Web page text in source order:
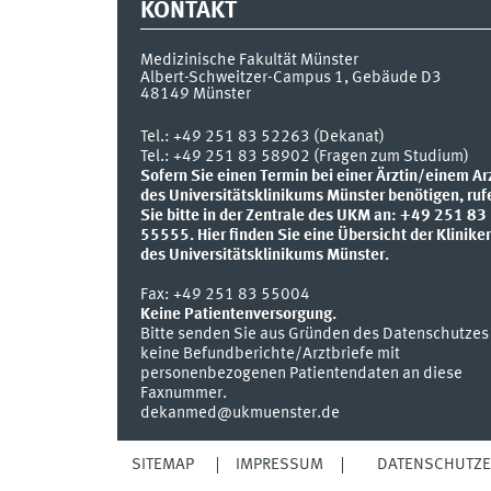
KONTAKT
Medizinische Fakultät Münster
Albert-Schweitzer-Campus 1, Gebäude D3
48149 Münster
Tel.: +49 251 83 52263 (Dekanat)
Tel.: +49 251 83 58902 (Fragen zum Studium)
Sofern Sie einen Termin bei einer Ärztin/einem
des Universitätsklinikums Münster benötigen,
Sie bitte in der Zentrale des UKM an: +49 251 83
55555. Hier finden Sie eine Übersicht der
des Universitätsklinikums Münster.
Fax: +49 251 83 55004
Keine Patientenversorgung.
Bitte senden Sie aus Gründen des Datenschutzes
keine Befundberichte/Arztbriefe mit
personenbezogenen Patientendaten an diese
Faxnummer.
dekanmed@ukmuenster.de
SITEMAP IMPRESSUM